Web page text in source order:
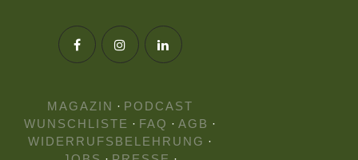
MAGAZIN · PODCAST
WUNSCHLISTE · FAQ · AGB ·
WIDERRUFSBELEHRUNG ·